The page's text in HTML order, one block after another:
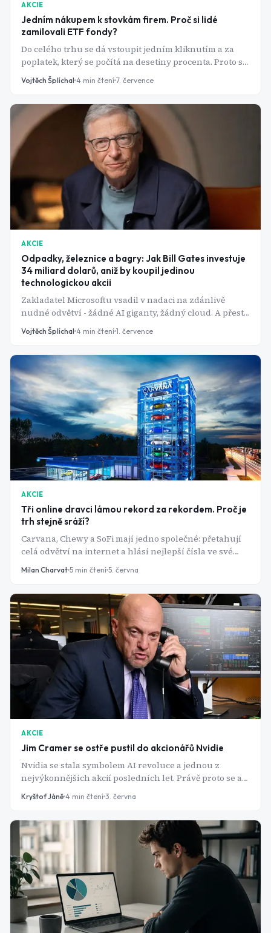
AKCIE
Jedním nákupem k stovkám firem. Proč si lidé
zamilovali ETF fondy?
Do celého trhu se dá vstoupit jedním kliknutím a za
poplatek, který se počítá na desetiny procenta. Proto se
ETF fondy staly vstupní bránou pro miliony nových
investorů.
Vojtěch Šplíchal 4 min čtení 7. července
AKCIE
Odpadky, železnice a bagry: Jak Bill Gates investuje
34 miliard dolarů, aniž by koupil jedinou
technologickou akcii
Zakladatel Microsoftu vsadil v nadaci na zdánlivě
nudné odvětví - žádné AI giganty, žádný cloud. A přesto
jedno z jeho klíčových holdings tiše přepsal svůj příběh
díky umělé inteligenci.
Vojtěch Šplíchal 4 min čtení 1. července
AKCIE
Tři online dravci lámou rekord za rekordem. Proč je
trh stejně sráží?
Carvana, Chewy a SoFi mají jedno společné: přetahují
celá odvětví na internet a hlásí nejlepší čísla ve své
historii. Akcie přesto v roce 2026 padají. Co se to děje?
Milan Charvat 5 min čtení 5. června
AKCIE
Jim Cramer se ostře pustil do akcionářů Nvidie
Nvidia se stala symbolem AI revoluce a jednou z
nejvýkonnějších akcií posledních let. Právě proto se ale
stále více investorů dostává do situace, kdy jediná
pozice tvoří většinu jejich majetku. A to se známému
Kryštof Jáně 4 min čtení 3. června